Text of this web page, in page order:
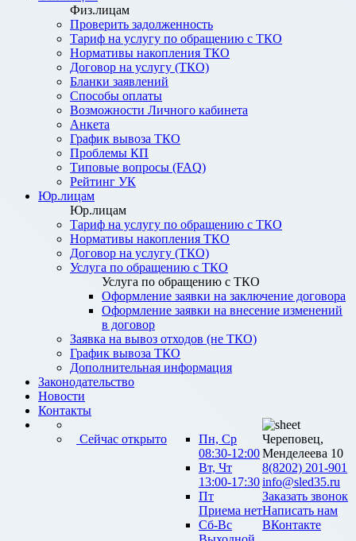
Физ.лицам
Проверить задолженность
Тариф на услугу по обращению с ТКО
Нормативы накопления ТКО
Договор на услугу (ТКО)
Бланки заявлений
Способы оплаты
Возможности Личного кабинета
Анкета
График вывоза ТКО
Проблемы КП
Типовые вопросы (FAQ)
Рейтинг УК
Юр.лицам
Юр.лицам
Тариф на услугу по обращению с ТКО
Нормативы накопления ТКО
Договор на услугу (ТКО)
Услуга по обращению с ТКО
Услуга по обращению с ТКО
Оформление заявки на заключение договора
Оформление заявки на внесение изменений
в договор
Заявка на вывоз отходов (не ТКО)
График вывоза ТКО
Дополнительная информация
Законодательство
Новости
Контакты
Сейчас открыто
Пн, Ср
08:30-12:00
Вт, Чт
13:00-17:30
Пт
Приема нет
Сб-Вс
Череповец,
Менделеева 10
8(8202) 201-901
info@sled35.ru
Заказать звонок
Написать нам
ВКонтакте